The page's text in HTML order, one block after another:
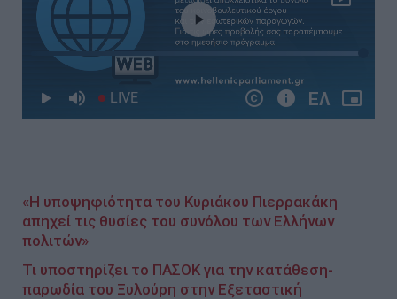
«Η υποψηφιότητα του Κυριάκου Πιερρακάκη
απηχεί τις θυσίες του συνόλου των Ελλήνων
πολιτών»
Τι υποστηρίζει το ΠΑΣΟΚ για την κατάθεση-
παρωδία του Ξυλούρη στην Εξεταστική